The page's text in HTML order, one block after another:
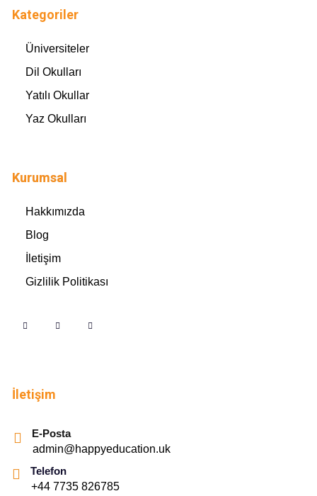
Kategoriler
Üniversiteler
Dil Okulları
Yatılı Okullar
Yaz Okulları
Kurumsal
Hakkımızda
Blog
İletişim
Gizlilik Politikası
İletişim
E-Posta
admin@happyeducation.uk
Telefon
+44 7735 826785